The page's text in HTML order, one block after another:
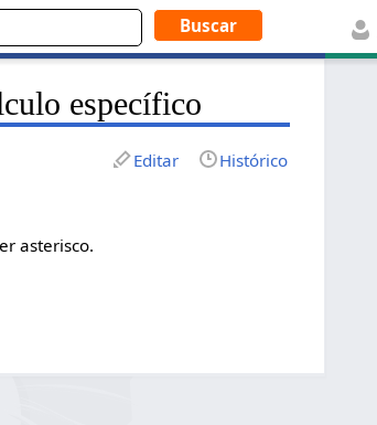
específico
Editar Histórico
asterisco.